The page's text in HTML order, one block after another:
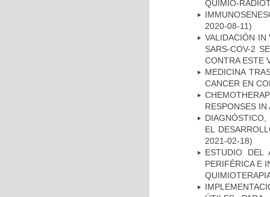
QUIMIO-
2020-08-11)
VALIDACIÓN IN
SARS-COV-2
CONTRA ESTE
MEDICINA
CANCER EN
RESPONSES IN
EL
2021-02-18)
ESTUDIO DEL
PERIFÉRICA E